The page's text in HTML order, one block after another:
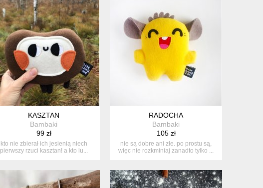
KASZTAN
Bambaki
99 zł
kto nie zbierał ich jesienią niech
pierwszy rzuci kasztan! a kto lu...
RADOCHA
Bambaki
105 zł
nie są dobre ani złe. po prostu są,
więc nie rozkminiaj zanadto tylko ...